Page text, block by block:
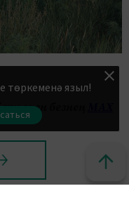
өчен безнең
төркеменә языл!